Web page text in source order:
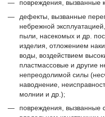
повреждения, вызванные
дефекты, вызванные
небрежной
пыли, насекомых и др.
изделия, отложением
воды, воздействием
пластмассовые и другие
непреодолимой силы
наводнение,
молнии и др.);
повреждения, вызванные